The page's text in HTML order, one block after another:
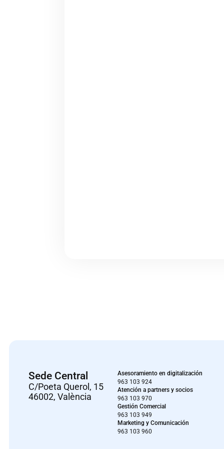
Sede Central
C/Poeta Querol, 15
46002, València
Asesoramiento en digitalización
963 103 924
Atención a partners y socios
963 103 970
Gestión Comercial
963 103 949
Marketing y Comunicación
963 103 960